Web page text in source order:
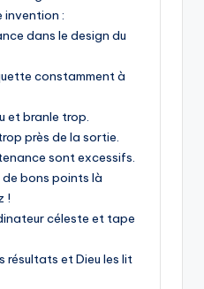
:
dans le design du
constamment à
et branle trop.
près de la sortie.
sont excessifs.
de bons points là
!
céleste et tape
résultats et Dieu les lit